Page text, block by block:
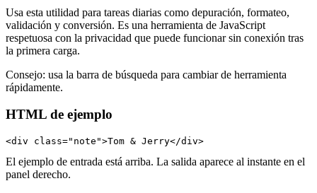
Usa esta utilidad para tareas diarias como depuración, formateo,
validación y conversión. Es una herramienta de JavaScript
respetuosa con la privacidad que puede funcionar sin conexión tras
la primera carga.
Consejo: usa la barra de búsqueda para cambiar de herramienta
rápidamente.
HTML de ejemplo
<div class="note">Tom & Jerry</div>
El ejemplo de entrada está arriba. La salida aparece al instante en el
panel derecho.